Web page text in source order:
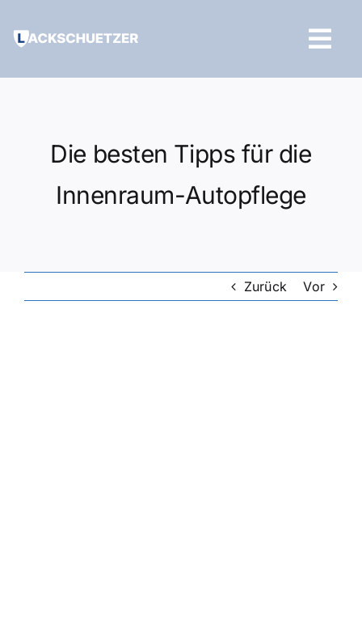
Inhalt
Die besten Tipps für die
Innenraum-Autopflege
Zurück Vor